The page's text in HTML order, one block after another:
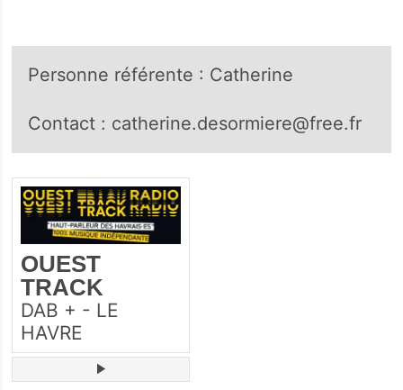
Personne référente : Catherine
Contact : catherine.desormiere@free.fr
OUEST
TRACK
DAB + - LE
HAVRE